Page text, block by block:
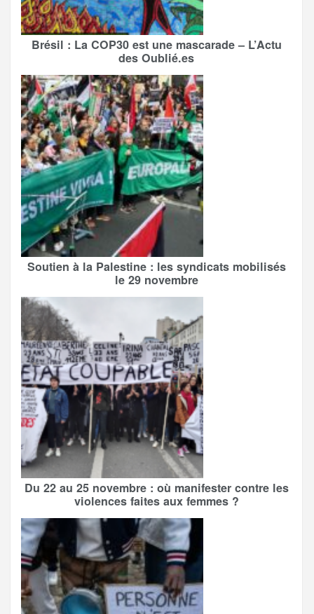
Brésil : La COP30 est une mascarade – L’Actu
des Oublié.es
Soutien à la Palestine : les syndicats mobilisés
le 29 novembre
Du 22 au 25 novembre : où manifester contre les
violences faites aux femmes ?